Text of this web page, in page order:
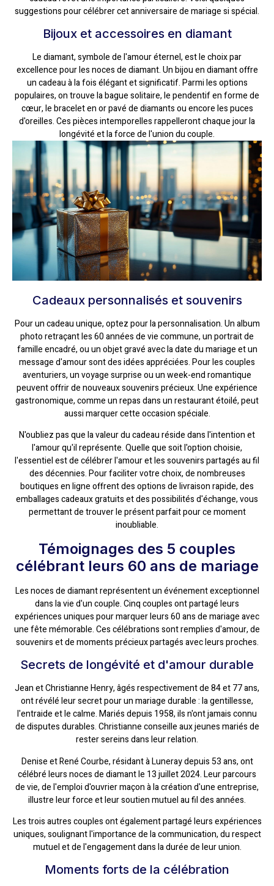
suggestions pour célébrer cet anniversaire de mariage si spécial.
Bijoux et accessoires en diamant
Le diamant, symbole de l'amour éternel, est le choix par
excellence pour les noces de diamant. Un bijou en diamant offre
un cadeau à la fois élégant et significatif. Parmi les options
populaires, on trouve la bague solitaire, le pendentif en forme de
cœur, le bracelet en or pavé de diamants ou encore les puces
d'oreilles. Ces pièces intemporelles rappelleront chaque jour la
longévité et la force de l'union du couple.
Cadeaux personnalisés et souvenirs
Pour un cadeau unique, optez pour la personnalisation. Un album
photo retraçant les 60 années de vie commune, un portrait de
famille encadré, ou un objet gravé avec la date du mariage et un
message d'amour sont des idées appréciées. Pour les couples
aventuriers, un voyage surprise ou un week-end romantique
peuvent offrir de nouveaux souvenirs précieux. Une expérience
gastronomique, comme un repas dans un restaurant étoilé, peut
aussi marquer cette occasion spéciale.
N'oubliez pas que la valeur du cadeau réside dans l'intention et
l'amour qu'il représente. Quelle que soit l'option choisie,
l'essentiel est de célébrer l'amour et les souvenirs partagés au fil
des décennies. Pour faciliter votre choix, de nombreuses
boutiques en ligne offrent des options de livraison rapide, des
emballages cadeaux gratuits et des possibilités d'échange, vous
permettant de trouver le présent parfait pour ce moment
inoubliable.
Témoignages des 5 couples
célébrant leurs 60 ans de mariage
Les noces de diamant représentent un événement exceptionnel
dans la vie d'un couple. Cinq couples ont partagé leurs
expériences uniques pour marquer leurs 60 ans de mariage avec
une fête mémorable. Ces célébrations sont remplies d'amour, de
souvenirs et de moments précieux partagés avec leurs proches.
Secrets de longévité et d'amour durable
Jean et Christianne Henry, âgés respectivement de 84 et 77 ans,
ont révélé leur secret pour un mariage durable : la gentillesse,
l'entraide et le calme. Mariés depuis 1958, ils n'ont jamais connu
de disputes durables. Christianne conseille aux jeunes mariés de
rester sereins dans leur relation.
Denise et René Courbe, résidant à Luneray depuis 53 ans, ont
célébré leurs noces de diamant le 13 juillet 2024. Leur parcours
de vie, de l'emploi d'ouvrier maçon à la création d'une entreprise,
illustre leur force et leur soutien mutuel au fil des années.
Les trois autres couples ont également partagé leurs expériences
uniques, soulignant l'importance de la communication, du respect
mutuel et de l'engagement dans la durée de leur union.
Moments forts de la célébration